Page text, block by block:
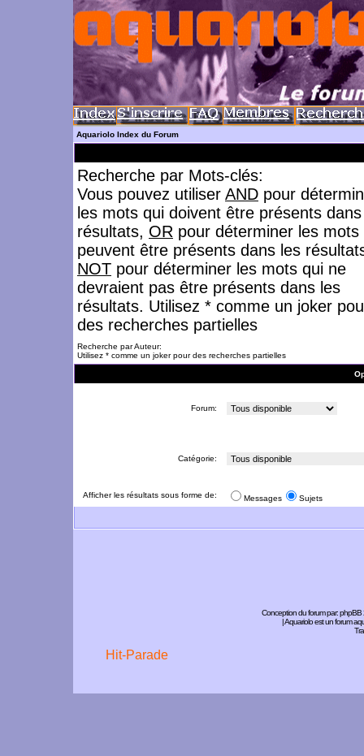
Aquariolo Index du Forum
Recherche par Mots-clés:
Vous pouvez utiliser AND pour
les mots qui doivent être présents
résultats, OR pour déterminer les mots
peuvent être présents dans les
NOT pour déterminer les mots qui ne
devraient pas être présents dans les
résultats. Utilisez * comme un joker
des recherches partielles
Recherche par Auteur:
Utilisez * comme un joker pour des recherches partielles
Forum:
Catégorie:
Afficher les résultats sous forme de: Messages Sujets
Conception du forum par:phpBB
| Aquariolo est un forum